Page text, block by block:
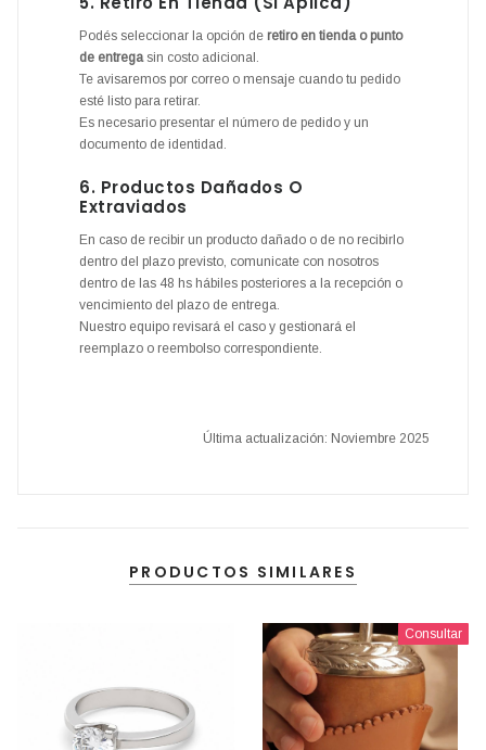
Podés seleccionar la opción de retiro en tienda o punto
de entregasin costo adicional.
Te avisaremos por correo o mensaje cuando tu pedido
esté listo para retirar.
Es necesario presentar el número de pedido y un
documento de identidad.
6. Productos Dañados O
Extraviados
En caso de recibir un producto dañado o de no recibirlo
dentro del plazo previsto, comunicate con nosotros
dentro de las 48 hs hábiles posteriores a la recepción o
vencimiento del plazo de entrega.
Nuestro equipo revisará el caso y gestionará el
reemplazo o reembolso correspondiente.
Última actualización: Noviembre 2025
PRODUCTOS SIMILARES
Consultar